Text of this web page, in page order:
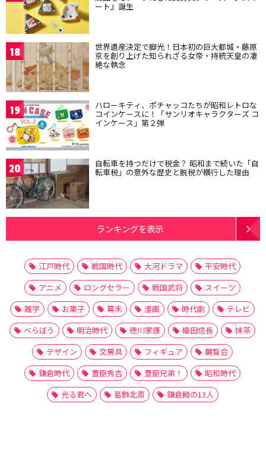
ート』誕生
18 世界遺産決定で脚光！日本初の巨大都城・藤原
京を創り上げた知られざる女帝・持統天皇の凄
絶な執念
19 ハローキティ、ポチャッコたちが昭和レトロな
コインケースに！「サンリオキャラクターズ コ
インケース」第２弾
20 自転車を持つだけで税金？ 昭和まで続いた「自
転車税」の意外な歴史と脱税が横行した理由
ランキングを表示
江戸時代 戦国時代 大河ドラマ
平安時代
アニメ
ロングセラー 戦国武将
スイーツ
雑学
お菓子 幕末 漫画 時代劇
テレビ
べらぼう
明治時代 徳川家康 織田信長
抹茶
デザイン
文房具 フィギュア
展覧会
鎌倉時代
豊臣秀吉 豊臣兄弟！
昭和時代
光る君へ
葛飾北斎 鎌倉殿の13人